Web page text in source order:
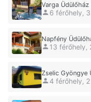
Varga
6 férőhely,
Napfény
13 férőhely,
Zselic Gyöngye
4 férőhely,